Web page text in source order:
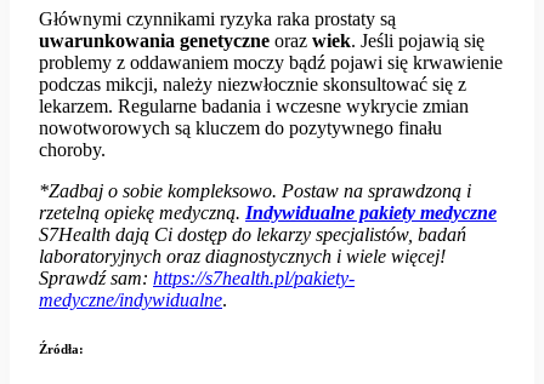
Głównymi czynnikami ryzyka raka prostaty są
uwarunkowania genetyczne oraz wiek. Jeśli pojawią się
problemy z oddawaniem moczy bądź pojawi się krwawienie
podczas mikcji, należy niezwłocznie skonsultować się z
lekarzem. Regularne badania i wczesne wykrycie zmian
nowotworowych są kluczem do pozytywnego finału
choroby.
*Zadbaj o sobie kompleksowo. Postaw na sprawdzoną i
rzetelną opiekę medyczną. Indywidualne pakiety medyczne
S7Health dają Ci dostęp do lekarzy specjalistów, badań
laboratoryjnych oraz diagnostycznych i wiele więcej!
Sprawdź sam: https://s7health.pl/pakiety-
medyczne/indywidualne.
Źródła: